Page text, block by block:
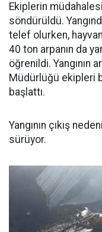
Ekiplerin
söndürüldü.
telef olurken,
40 ton arpanın da
öğrenildi. Yangının
Müdürlüğü ekipleri
başlattı.
Yangının çıkış
sürüyor.